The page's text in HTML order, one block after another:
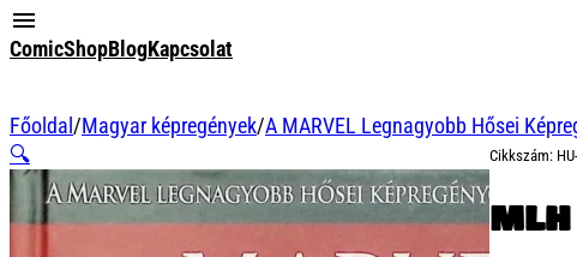
ComicShopBlogKapcsolat
Főoldal /Magyar képregények/A MARVEL Legnagyobb Hősei
🔍
Cikkszám: